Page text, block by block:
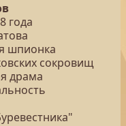
года
шпионка
сокровищ
драма